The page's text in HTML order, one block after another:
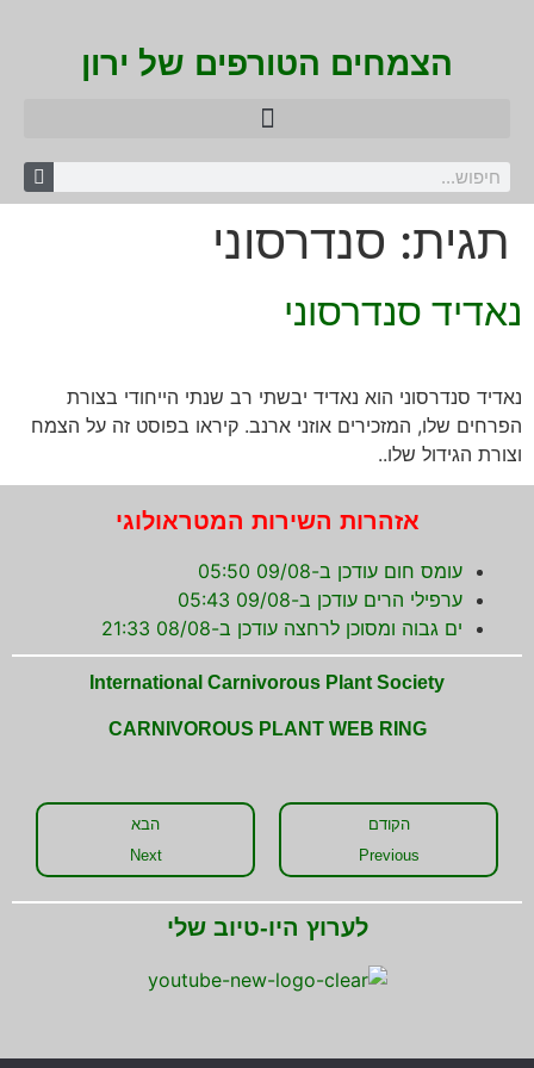
הצמחים הטורפים של ירון
תגית: סנדרסוני
נאדיד סנדרסוני
נאדיד סנדרסוני הוא נאדיד יבשתי רב שנתי הייחודי בצורת
הפרחים שלו, המזכירים אוזני ארנב. קיראו בפוסט זה על הצמח
וצורת הגידול שלו..
אזהרות השירות המטראולוגי
עומס חום עודכן ב-09/08 05:50
ערפילי הרים עודכן ב-09/08 05:43
ים גבוה ומסוכן לרחצה עודכן ב-08/08 21:33
International Carnivorous Plant Society
CARNIVOROUS PLANT WEB RING
הקודם
Previous
הבא
Next
לערוץ היו-טיוב שלי